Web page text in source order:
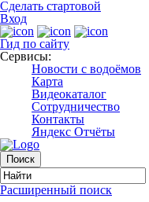
Сделать стартовой
Вход
Гид по сайту
Сервисы:
Новости с водоёмов
Карта
Видеокаталог
Сотрудничество
Контакты
Яндекс Отчёты
Расширенный поиск